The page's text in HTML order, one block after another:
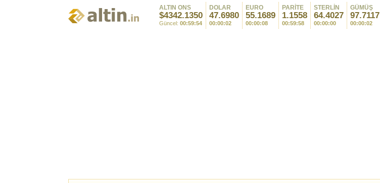
ALTIN ONS
$4342.1350
Güncel: 00:59:54
DOLAR
47.6980
00:00:02
EURO
55.1689
00:00:08
PARİTE
1.1558
00:59:58
STERLİN
64.4027
00:00:00
GÜMÜŞ
97.7117
00:00:02